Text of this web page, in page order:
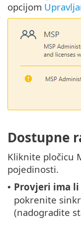
opcijom
Dostupne
Kliknite pločicu
pojedinosti.
• Provjeri ima
pokrenite
(nadogradite